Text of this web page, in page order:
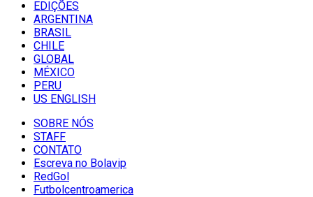
EDIÇÕES
ARGENTINA
BRASIL
CHILE
GLOBAL
MÉXICO
PERU
US ENGLISH
SOBRE NÓS
STAFF
CONTATO
Escreva no Bolavip
RedGol
Futbolcentroamerica